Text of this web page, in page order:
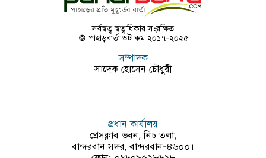
সর্বস্বত্ব স্বত্বাধিকার সংরক্ষিত
© পাহাড়বার্তা ডট কম ২০১৭-২০২৫
সম্পাদক
সাদেক হোসেন চৌধুরী
প্রধান কার্যালয়
প্রেসক্লাব ভবন, নিচ তলা,
বান্দরবান সদর, বান্দরবান-৪৬০০।